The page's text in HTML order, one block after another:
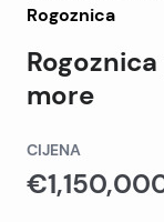
Rogoznica
more
CIJENA